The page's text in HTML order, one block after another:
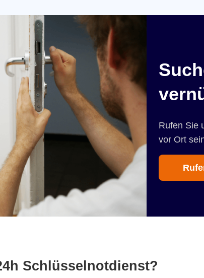
Rufen Sie
vor Ort
Schlüsselnotdienst?